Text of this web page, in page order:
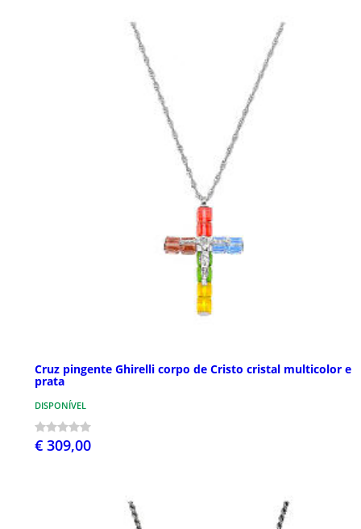
Cruz pingente Ghirelli corpo de Cristo cristal multicolor e
prata
DISPONÍVEL
€ 309,00